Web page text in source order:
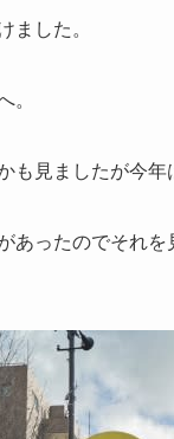
ました。
。
も見ましたが今年
あったのでそれ